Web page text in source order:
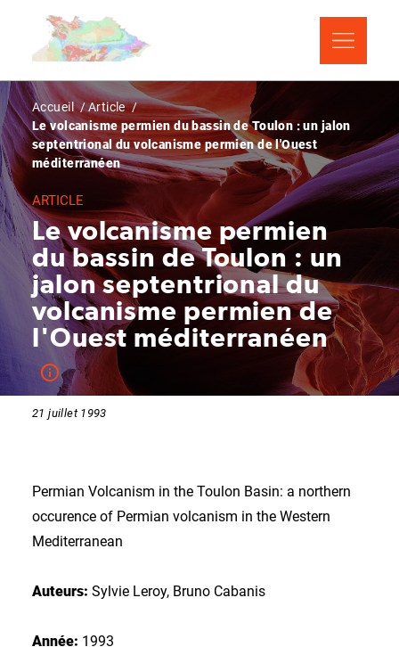
contenu
Fil
d'Ariane
Accueil
Article
Le volcanisme permien du bassin de Toulon : un jalon
septentrional du volcanisme permien de l'Ouest
méditerranéen
ARTICLE
Le volcanisme permien
du bassin de Toulon : un
jalon septentrional du
volcanisme permien de
l'Ouest méditerranéen
21 juillet 1993
Permian Volcanism in the Toulon Basin: a northern
occurence of Permian volcanism in the Western
Mediterranean
Auteurs: Sylvie Leroy, Bruno Cabanis
Année: 1993